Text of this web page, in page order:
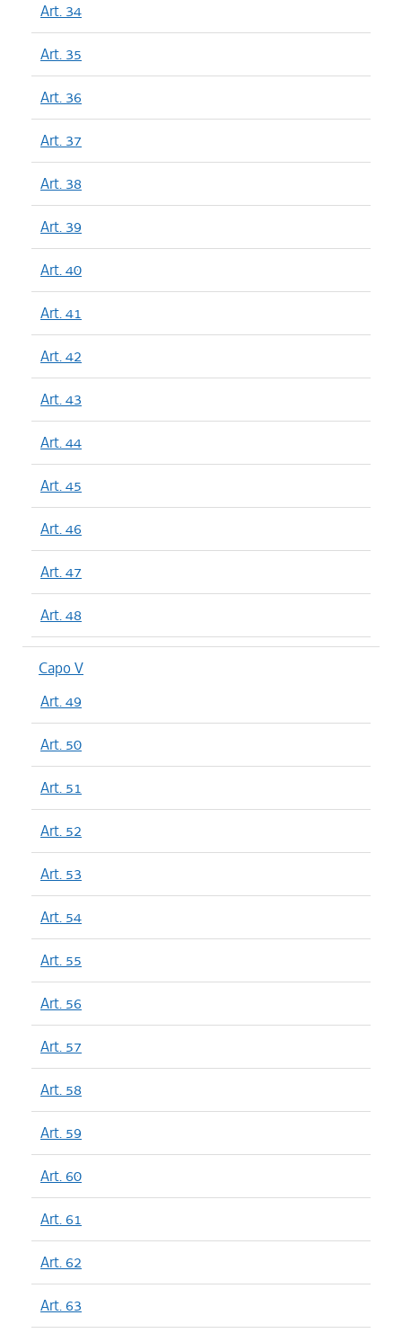
Art. 34
Art. 35
Art. 36
Art. 37
Art. 38
Art. 39
Art. 40
Art. 41
Art. 42
Art. 43
Art. 44
Art. 45
Art. 46
Art. 47
Art. 48
Capo V
Art. 49
Art. 50
Art. 51
Art. 52
Art. 53
Art. 54
Art. 55
Art. 56
Art. 57
Art. 58
Art. 59
Art. 60
Art. 61
Art. 62
Art. 63